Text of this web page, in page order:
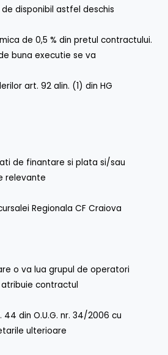
disponibil astfel deschis
de 0,5 % din pretul contractului.
buna executie se va
art. 92 alin. (1) din HG
de finantare si plata si/sau
relevante
Regionala CF Craiova
o va lua grupul de operatori
contractul
din O.U.G. nr. 34/2006 cu
ulterioare